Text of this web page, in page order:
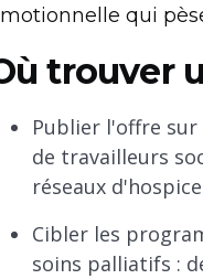
qui
trouver
Publier l'offre
de travailleurs
réseaux
Cibler les
soins palliatifs :